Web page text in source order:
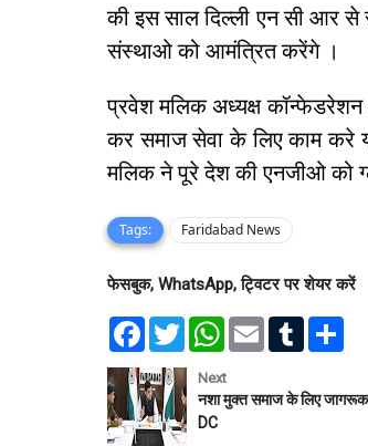
की इस साल दिल्ली एन सी आर
संस्थाओ को आमंत्रित करेंगे ।
प्रवेश मलिक अध्यक्ष
कर समाज सेवा के लिए काम करे
मलिक ने पूरे देश की एनजीओ को
Tags: Faridabad News
फेसबुक, WhatsApp, ट्विटर पर शेयर करें
F
e
b
o
o
T
w
t
e
r
W
t
s
A
E
l
T
l
e
Next
नशा मुक्त समाज के लिए
DC